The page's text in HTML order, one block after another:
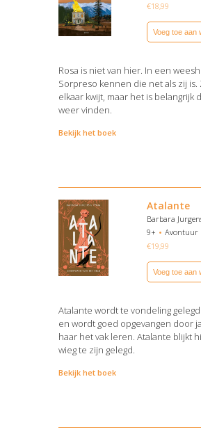
€18,99
Voeg toe aan
Rosa is niet van hier. In een
Sorpreso kennen die net als zij is.
elkaar kwijt, maar het is belangrijk
weer vinden.
Bekijk het boek
Atalante
Barbara
9+
Avontuur
€19,99
Voeg toe aan
Atalante wordt te vondeling
en wordt goed opgevangen door
haar het vak leren. Atalante blijkt
wieg te zijn gelegd.
Bekijk het boek